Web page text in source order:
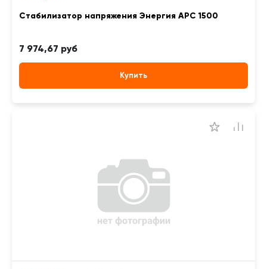
Стабилизатор напряжения Энергия APC 1500
7 974,67 руб
Купить